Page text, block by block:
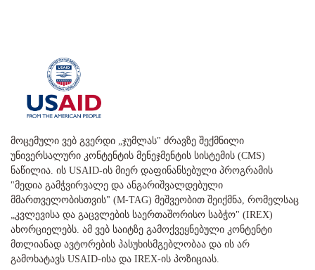
მოცემული ვებ გვერდი „ჯუმლას" ძრავზე შექმნილი
უნივერსალური კონტენტის მენეჯმენტის სისტემის (CMS)
ნაწილია. ის USAID-ის მიერ დაფინანსებული პროგრამის
"მედია გამჭვირვალე და ანგარიშვალდებული
მმართველობისთვის" (M-TAG) მეშვეობით შეიქმნა, რომელსაც
„კვლევისა და გაცვლების საერთაშორისო საბჭო" (IREX)
ახორციელებს. ამ ვებ საიტზე გამოქვეყნებული კონტენტი
მთლიანად ავტორების პასუხისმგებლობაა და ის არ
გამოხატავს USAID-ისა და IREX-ის პოზიციას.